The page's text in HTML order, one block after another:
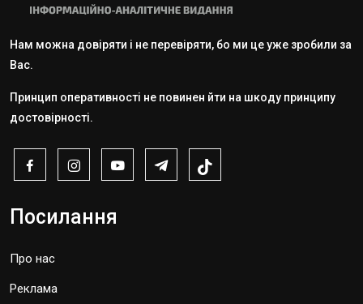
Нам можна довіряти і не перевіряти, бо ми це уже зробили за
Вас.
Принцип оперативності не повинен йти на шкоду принципу
достовірності.
Посилання
Про нас
Реклама